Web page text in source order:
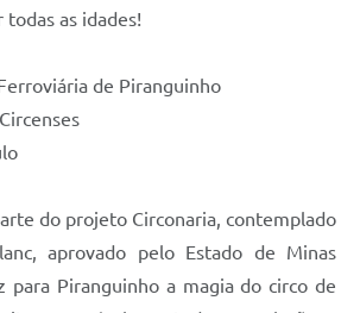
as idades!
de Piranguinho
do projeto Circonaria, contemplado
aprovado pelo Estado de Minas
para Piranguinho a magia do circo de